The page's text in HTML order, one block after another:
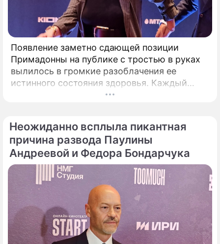
Появление заметно сдающей позиции
Примадонны на публике с тростью в руках
вылилось в громкие разоблачения ее
истинного состояния здоровья. Каждый
выход некогда главной певицы страны в
Неожиданно всплыла пикантная
причина развода Паулины
Андреевой и Федора Бондарчука